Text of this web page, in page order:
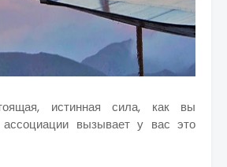
истинная сила, как вы
вызывает у вас это